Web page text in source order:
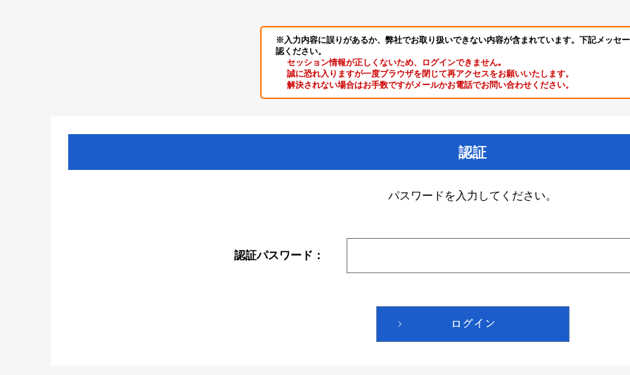
※入力内容に誤りがあるか、弊社でお取り扱いできない内容が含まれています。下記メッセ
認ください。
セッション情報が正しくないため、ログインできません｡
誠に恐れ入りますが一度ブラウザを閉じて再アクセスをお願いいたします。
解決されない場合はお手数ですがメールかお電話でお問い合わせください。
認証
パスワードを入力してください。
認証パスワード：